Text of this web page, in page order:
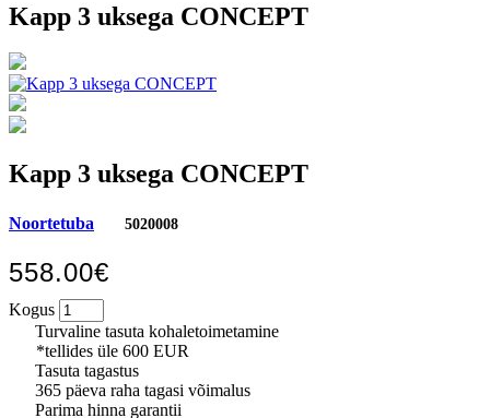
Kapp 3 uksega CONCEPT
Kapp 3 uksega CONCEPT
Noortetuba 5020008
558.00€
Kogus
Turvaline tasuta kohaletoimetamine
*tellides üle 600 EUR
Tasuta tagastus
365 päeva raha tagasi võimalus
Parima hinna garantii